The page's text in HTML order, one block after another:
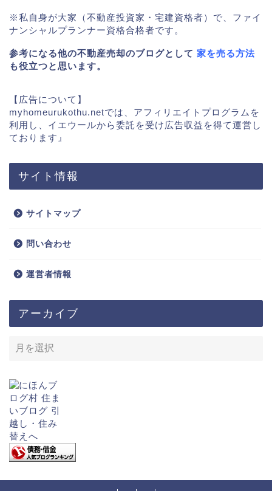
※私自身が大家（不動産投資家・宅建資格者）で、ファイ
ナンシャルプランナー資格合格者です。
参考になる他の不動産売却のブログとして 家を売る方法
も役立つと思います。
【広告について】
myhomeurukothu.netでは、アフィリエイトプログラムを
利用し、イエウールから委託を受け広告収益を得て運営し
ております』
サイト情報
サイトマップ
問い合わせ
運営者情報
アーカイブ